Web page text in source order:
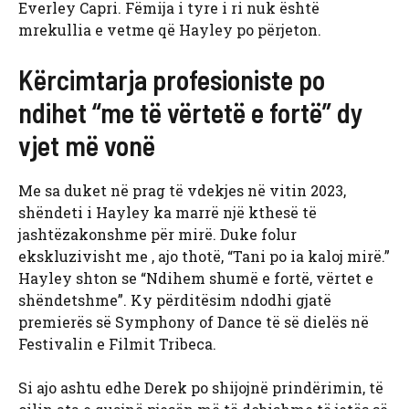
Everley Capri. Fëmija i tyre i ri nuk është
mrekullia e vetme që Hayley po përjeton.
Kërcimtarja profesioniste po
ndihet “me të vërtetë e fortë” dy
vjet më vonë
Me sa duket në prag të vdekjes në vitin 2023,
shëndeti i Hayley ka marrë një kthesë të
jashtëzakonshme për mirë. Duke folur
ekskluzivisht me , ajo thotë, “Tani po ia kaloj mirë.”
Hayley shton se “Ndihem shumë e fortë, vërtet e
shëndetshme”. Ky përditësim ndodhi gjatë
premierës së Symphony of Dance të së dielës në
Festivalin e Filmit Tribeca.
Si ajo ashtu edhe Derek po shijojnë prindërimin, të